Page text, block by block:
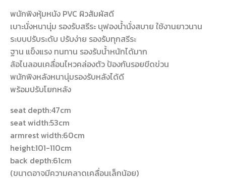
พนักพิงหุ้มหนัง PVC ผิวสัมผัสดี
เบาะนั่งหนานุ่ม รองรับสรีระ บุฟองน้ำนั่งสบาย ใช้งานยาวนาน
ระบบปรับระดับ ปรับง่าย รองรับทุกสรีระ
ฐาน แข็งแรง ทนทาน รองรับน้ำหนักได้มาก
ล้อไนลอนเคลื่อนไหวคล่องตัว ป้องกันรอยขีดข่วน
พนักพิงหลังหนานุ่มรองรับหลังได้ดี
พร้อมปรับโยกหลัง
seat depth:47cm
seat width:53cm
armrest width:60cm
height:101-110cm
back depth:61cm
(ขนาดอาจมีความคลาดเคลื่อนเล็กน้อย)